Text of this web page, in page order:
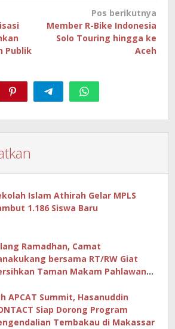
Publik
Pos berikutnya
Member R-Bike Indonesia
Solo Touring hingga ke
Aceh
Islam Athirah Gelar MPLS
1.186 Siswa Baru
Ramadhan, Camat
bersama RT/RW Giat
Taman Makam Pahlawan
APCAT Summit, Hasanuddin
Siap Dorong Program
Tembakau di Makassar